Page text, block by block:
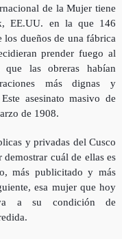
de la Mujer tiene
EE.UU. en la que 146
los dueños de una fábrica
prender fuego al
las obreras habían
más dignas y
asesinato masivo de
de 1908.
y privadas del Cusco
demostrar cuál de ellas es
más publicitado y más
esa mujer que hoy
a su condición de